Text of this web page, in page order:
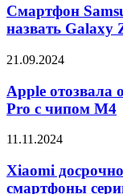
с
тройным
изгибом
назвать
Z
TriFold
Смартфон
назвать Galaxy
Apple
обновление
iPadOS
18
iPad
с
чипом
21.09.2024
Apple отозвала
Pro с чипом M4
Xiaomi
сняла
с
11.11.2024
Xiaomi
смартфоны